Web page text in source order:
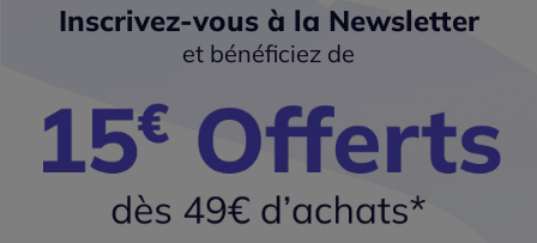
Inscrivez-vous à la Newsletter
et bénéficiez de